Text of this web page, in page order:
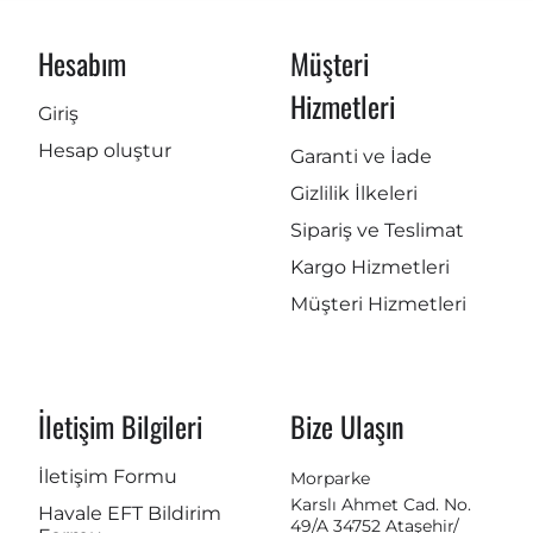
Hesabım
Giriş
Hesap oluştur
Müşteri
Hizmetleri
Garanti ve İade
Gizlilik İlkeleri
Sipariş ve Teslimat
Kargo Hizmetleri
Müşteri Hizmetleri
İletişim Bilgileri
İletişim Formu
Havale EFT Bildirim
Bize Ulaşın
Morparke
Karslı Ahmet Cad. No.
49/A 34752 Ataşehir/